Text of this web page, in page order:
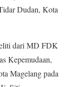
Dudan, Kota
dari MD FDK
Kepemudaan,
Magelang pada